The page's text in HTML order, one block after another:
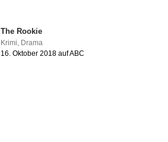
The Rookie
Krimi, Drama
16. Oktober 2018 auf ABC